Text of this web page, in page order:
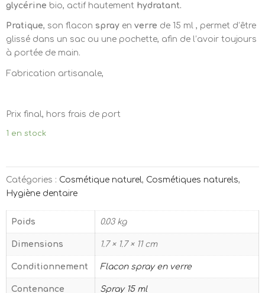
glycérine bio, actif hautement hydratant.
Pratique, son flacon spray en verre de 15 ml , permet d’être
glissé dans un sac ou une pochette, afin de l’avoir toujours
à portée de main.
Fabrication artisanale,
Prix final, hors frais de port
1 en stock
Catégories : Cosmétique naturel, Cosmétiques naturels,
Hygiène dentaire
Poids 0.03 kg
Dimensions 1.7 × 1.7 × 11 cm
Conditionnement Flacon spray en verre
Contenance Spray 15 ml